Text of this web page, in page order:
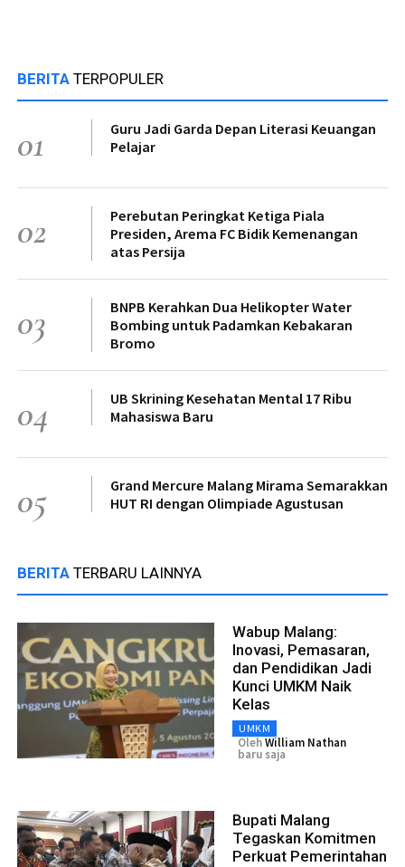
BERITA TERPOPULER
01
Guru Jadi Garda Depan Literasi Keuangan
Pelajar
02
Perebutan Peringkat Ketiga Piala
Presiden, Arema FC Bidik Kemenangan
atas Persija
03
BNPB Kerahkan Dua Helikopter Water
Bombing untuk Padamkan Kebakaran
Bromo
04
UB Skrining Kesehatan Mental 17 Ribu
Mahasiswa Baru
05
Grand Mercure Malang Mirama Semarakkan
HUT RI dengan Olimpiade Agustusan
BERITA TERBARU LAINNYA
Wabup Malang:
Inovasi, Pemasaran,
dan Pendidikan Jadi
Kunci UMKM Naik
Kelas
UMKM
OlehWilliam Nathan
baru saja
Bupati Malang
Tegaskan Komitmen
Perkuat Pemerintahan